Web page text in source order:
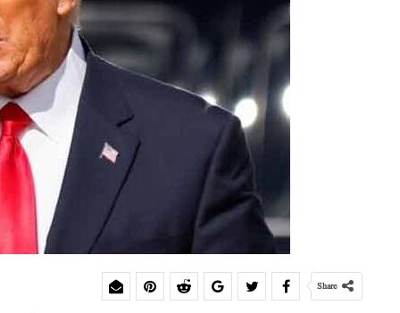
Share